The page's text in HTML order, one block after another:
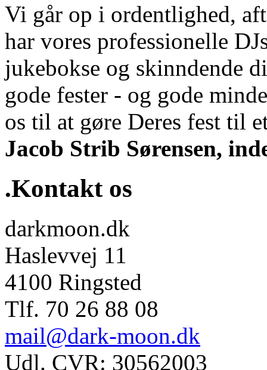
Vi går op i ordentlighed,
har vores professionelle
jukebokse og skinndende
gode fester - og gode
os til at gøre Deres fest til
Jacob Strib Sørensen,
.Kontakt os
darkmoon.dk
Haslevvej 11
4100 Ringsted
Tlf. 70 26 88 08
mail@dark-moon.dk
Udl. CVR: 30562003